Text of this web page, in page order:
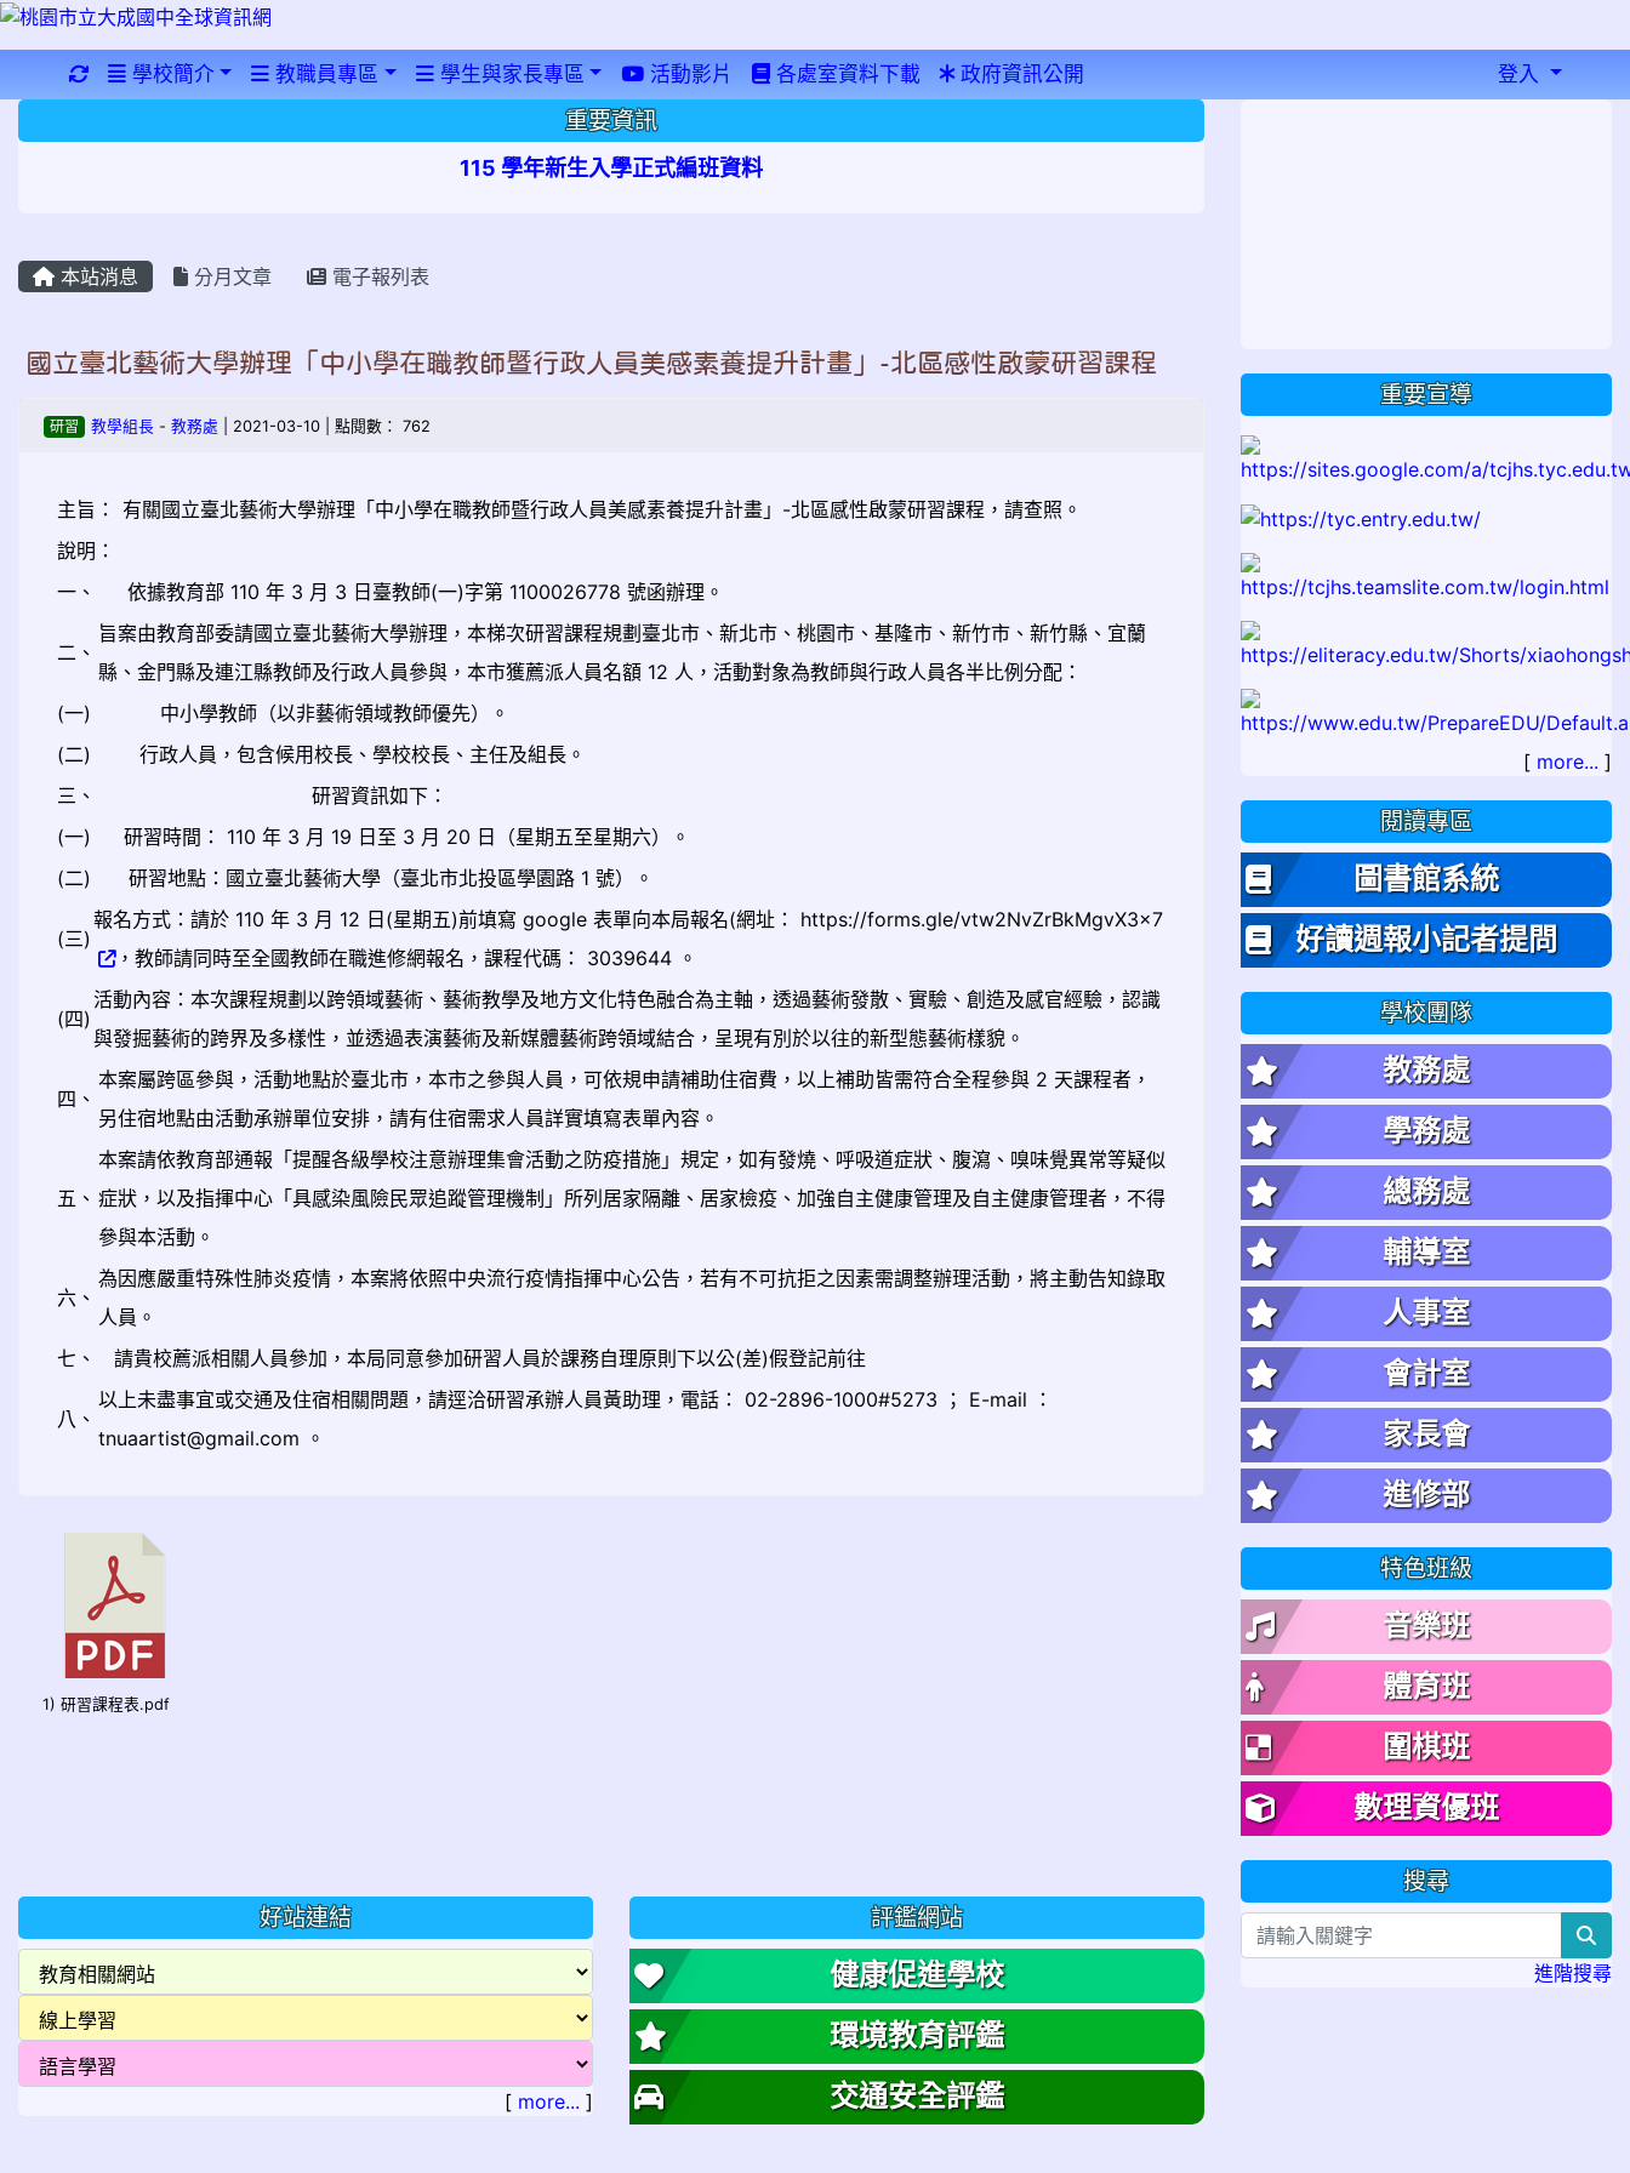
重新取得佈景設定
學校簡介 教職員專區 學生與家長專區 活動影片 各處室資料下載 政府資訊公開 登入
重要資訊
115 學年新生入學正式編班資料
本站消息 分月文章 電子報列表
國立臺北藝術大學辦理「中小學在職教師暨行政人員美感素養提升計畫」-北區感性啟蒙研習課程
研習 教學組長- 教務處 | 2021-03-10 | 點閱數： 762
主旨：
有關國立臺北藝術大學辦理「中小學在職教師暨行政人員美感素養提升計畫」-北區感性啟蒙研習課程，請查照。
說明：
一、
依據教育部 110 年 3 月 3 日臺教師(一)字第 1100026778 號函辦理。
二、
旨案由教育部委請國立臺北藝術大學辦理，本梯次研習課程規劃臺北市、新北市、桃園市、基隆市、新竹市、新竹縣、宜蘭
縣、金門縣及連江縣教師及行政人員參與，本市獲薦派人員名額 12 人，活動對象為教師與行政人員各半比例分配：
(一)
中小學教師（以非藝術領域教師優先）。
(二)
行政人員，包含候用校長、學校校長、主任及組長。
三、
研習資訊如下：
(一)
研習時間： 110 年 3 月 19 日至 3 月 20 日（星期五至星期六）。
(二)
研習地點：國立臺北藝術大學（臺北市北投區學園路 1 號）。
(三)
報名方式：請於 110 年 3 月 12 日(星期五)前填寫 google 表單向本局報名(網址： https://forms.gle/vtw2NvZrBkMgvX3x7
，教師請同時至全國教師在職進修網報名，課程代碼： 3039644 。
(四)
活動內容：本次課程規劃以跨領域藝術、藝術教學及地方文化特色融合為主軸，透過藝術發散、實驗、創造及感官經驗，認識
與發掘藝術的跨界及多樣性，並透過表演藝術及新媒體藝術跨領域結合，呈現有別於以往的新型態藝術樣貌。
四、
本案屬跨區參與，活動地點於臺北市，本市之參與人員，可依規申請補助住宿費，以上補助皆需符合全程參與 2 天課程者，
另住宿地點由活動承辦單位安排，請有住宿需求人員詳實填寫表單內容。
五、
本案請依教育部通報「提醒各級學校注意辦理集會活動之防疫措施」規定，如有發燒、呼吸道症狀、腹瀉、嗅味覺異常等疑似
症狀，以及指揮中心「具感染風險民眾追蹤管理機制」所列居家隔離、居家檢疫、加強自主健康管理及自主健康管理者，不得
參與本活動。
六、
為因應嚴重特殊性肺炎疫情，本案將依照中央流行疫情指揮中心公告，若有不可抗拒之因素需調整辦理活動，將主動告知錄取
人員。
七、
請貴校薦派相關人員參加，本局同意參加研習人員於課務自理原則下以公(差)假登記前往
八、
以上未盡事宜或交通及住宿相關問題，請逕洽研習承辦人員黃助理，電話： 02-2896-1000#5273 ； E-mail ：
tnuaartist@gmail.com 。
1) 研習課程表.pdf
好站連結
[ more... ]
評鑑網站
健康促進學校
環境教育評鑑
交通安全評鑑
重要宣導
[ more... ]
閱讀專區
圖書館系統
好讀週報小記者提問
學校團隊
教務處
學務處
總務處
輔導室
人事室
會計室
家長會
進修部
特色班級
音樂班
體育班
圍棋班
數理資優班
搜尋
進階搜尋